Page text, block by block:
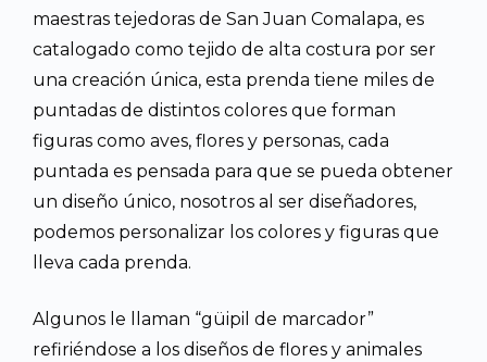
maestras tejedoras de San Juan Comalapa, es
catalogado como tejido de alta costura por ser
una creación única, esta prenda tiene miles de
puntadas de distintos colores que forman
figuras como aves, flores y personas, cada
puntada es pensada para que se pueda obtener
un diseño único, nosotros al ser diseñadores,
podemos personalizar los colores y figuras que
lleva cada prenda.
Algunos le llaman “güipil de marcador”
refiriéndose a los diseños de flores y animales